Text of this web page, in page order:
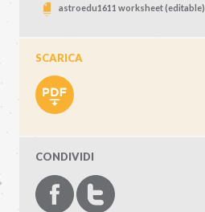
astroedu1611 worksheet (editable)
SCARICA
CONDIVIDI